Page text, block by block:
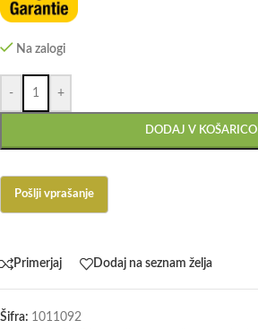
Na zalogi
- +
DODAJ V KOŠARICO
Primerjaj Dodaj na seznam želja
Šifra: 1011092